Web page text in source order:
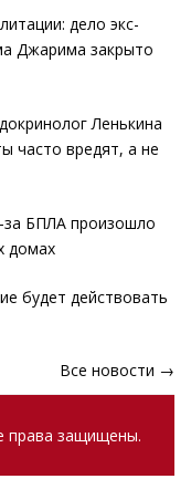
дело экс-
Джарима закрыто
Ленькина
часто вредят, а не
за БПЛА произошло
домах
будет действовать
Все новости →
защищены.